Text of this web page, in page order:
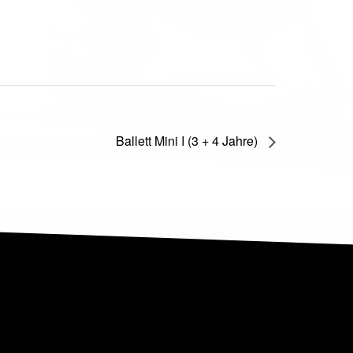
Ballett Mini I (3 + 4 Jahre)